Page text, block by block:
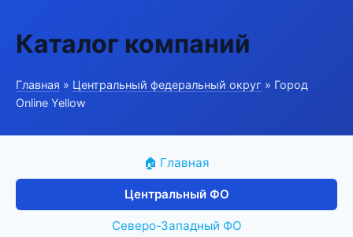
Каталог компаний
Главная » Центральный федеральный округ » Город
Online Yellow
🏠 Главная
Центральный ФО
Северо-Западный ФО